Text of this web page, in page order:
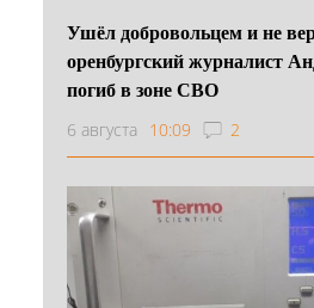
Ушёл добровольцем и не
оренбургский журналист
погиб в зоне СВО
6 августа 10:09 2